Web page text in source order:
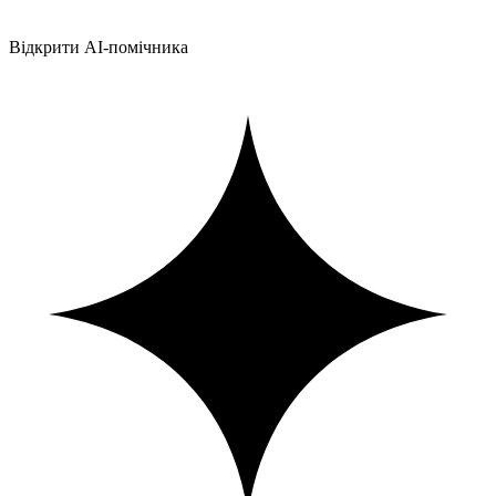
Відкрити AI-помічника